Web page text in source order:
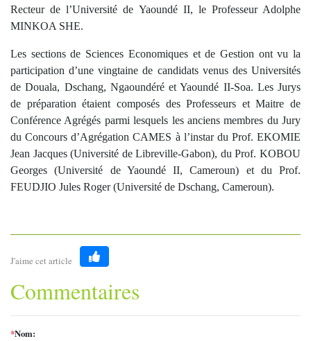
Recteur de l’Université de Yaoundé II, le Professeur Adolphe
MINKOA SHE.
Les sections de Sciences Economiques et de Gestion ont vu la
participation d’une vingtaine de candidats venus des Universités
de Douala, Dschang, Ngaoundéré et Yaoundé II-Soa. Les Jurys
de préparation étaient composés des Professeurs et Maitre de
Conférence Agrégés parmi lesquels les anciens membres du Jury
du Concours d’Agrégation CAMES à l’instar du Prof. EKOMIE
Jean Jacques (Université de Libreville-Gabon), du Prof. KOBOU
Georges (Université de Yaoundé II, Cameroun) et du Prof.
FEUDJIO Jules Roger (Université de Dschang, Cameroun).
J'aime cet article
Like
Commentaires
*Nom: